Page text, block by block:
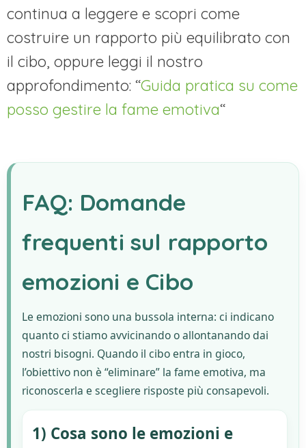
continua a leggere e scopri come
costruire un rapporto più equilibrato con
il cibo, oppure leggi il nostro
approfondimento: “Guida pratica su come
posso gestire la fame emotiva“
FAQ: Domande
frequenti sul rapporto
emozioni e Cibo
Le emozioni sono una bussola interna: ci indicano
quanto ci stiamo avvicinando o allontanando dai
nostri bisogni. Quando il cibo entra in gioco,
l’obiettivo non è “eliminare” la fame emotiva, ma
riconoscerla e scegliere risposte più consapevoli.
1) Cosa sono le emozioni e